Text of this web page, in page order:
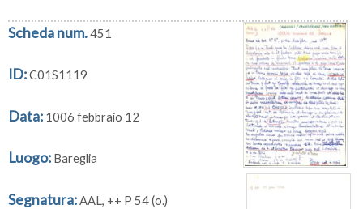
Scheda num.451
ID:C01S1119
Data: 1006 febbraio 12
Luogo: Bareglia
Segnatura:AAL, ++ P 54 (o.)